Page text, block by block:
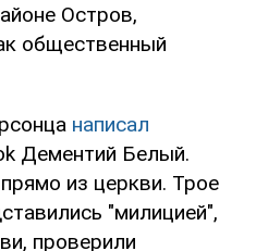
Остров,
общественный
написал
Дементий Белый.
из церкви. Трое
"милицией",
проверили